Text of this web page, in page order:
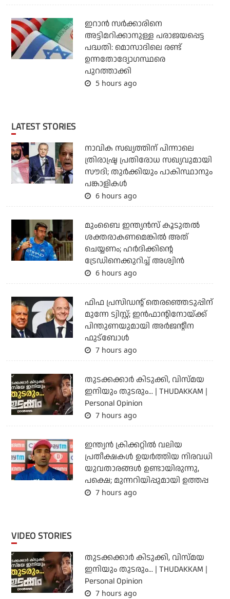
ഇറാന്‍ സര്‍ക്കാരിനെ
അട്ടിമറിക്കാനുള്ള പരാജയപ്പെട്ട
പദ്ധതി: മൊസാദിലെ രണ്ട്
ഉന്നതോദ്യോഗസ്ഥരെ
പുറത്താക്കി
5 hours ago
LATEST STORIES
നാവിക സഖ്യത്തിന് പിന്നാലെ
ത്രിരാഷ്ട്ര പ്രതിരോധ സഖ്യവുമായി
സൗദി; തുര്‍ക്കിയും പാകിസ്ഥാനും
പങ്കാളികള്‍
6 hours ago
മുംബൈ ഇന്ത്യന്‍സ് കൂടുതല്‍
ശക്തരാകണമെങ്കില്‍ അത്
ചെയ്യണം; ഹര്‍ദിക്കിന്റെ
ട്രേഡിനെക്കുറിച്ച് അശ്വിന്‍
6 hours ago
ഫിഫ പ്രസിഡന്റ് തെരഞ്ഞെടുപ്പിന്
മുന്നേ ട്വിസ്റ്റ്; ഇന്‍ഫാന്റിനോയ്ക്ക്
പിന്തുണയുമായി അര്‍ജന്റീന
ഫുട്‌ബോള്‍
7 hours ago
തുടക്കക്കാര്‍ കിടുക്കി, വിസ്മയ
ഇനിയും തുടരും... | THUDAKKAM |
Personal Opinion
7 hours ago
ഇന്ത്യന്‍ ക്രിക്കറ്റില്‍ വലിയ
പ്രതീക്ഷകള്‍ ഉയര്‍ത്തിയ നിരവധി
യുവതാരങ്ങള്‍ ഉണ്ടായിരുന്നു,
പക്ഷെ; മുന്നറിയിപ്പുമായി ഉത്തപ്പ
7 hours ago
VIDEO STORIES
തുടക്കക്കാര്‍ കിടുക്കി, വിസ്മയ
ഇനിയും തുടരും... | THUDAKKAM |
Personal Opinion
7 hours ago